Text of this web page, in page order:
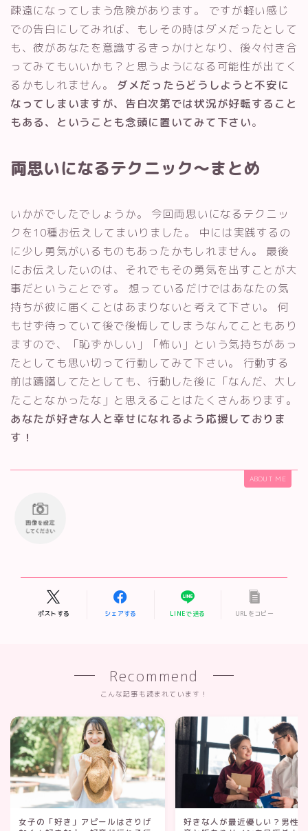
疎遠になってしまう危険があります。 ですが軽い感じ
での告白にしてみれば、もしその時はダメだったとして
も、彼があなたを意識するきっかけとなり、後々付き合
ってみてもいいかも？と思うようになる可能性が出てく
るかもしれません。 ダメだったらどうしようと不安に
なってしまいますが、告白次第では状況が好転すること
もある、ということも念頭に置いてみて下さい。
両思いになるテクニック～まとめ
いかがでしたでしょうか。 今回両思いになるテクニッ
クを10種お伝えしてまいりました。 中には実践するの
に少し勇気がいるものもあったかもしれません。 最後
にお伝えしたいのは、それでもその勇気を出すことが大
事だということです。 想っているだけではあなたの気
持ちが彼に届くことはあまりないと考えて下さい。 何
もせず待っていて後で後悔してしまうなんてこともあり
ますので、「恥ずかしい」「怖い」という気持ちがあっ
たとしても思い切って行動してみて下さい。 行動する
前は躊躇してたとしても、行動した後に「なんだ、大し
たことなかったな」と思えることはたくさんあります。
あなたが好きな人と幸せになれるよう応援しておりま
す！
ABOUT ME
ポストする シェアする LINEで送る URLをコピー
Recommend
こんな記事も読まれています！
女子の「好き」アピールはさりげ
好きな人が最近優しい？男性